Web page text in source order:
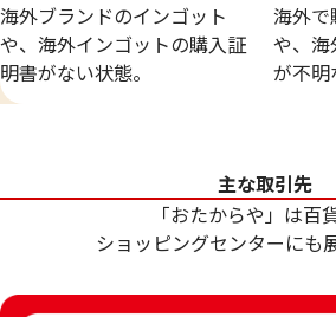
参考買取価格
海外ブランドのインゴット
や、海外インゴットの購入証
明書がない状態。
海外で
や、海
が不明
主な取引先
「おたからや」は百
ショッピングセンターにも